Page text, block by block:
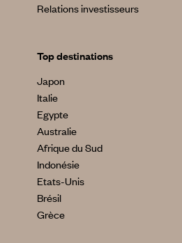
Relations investisseurs
Top destinations
Japon
Italie
Egypte
Australie
Afrique du Sud
Indonésie
Etats-Unis
Brésil
Grèce